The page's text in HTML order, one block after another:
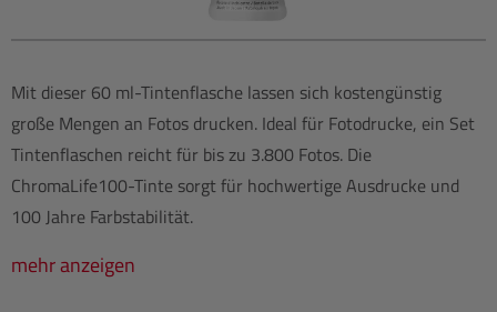
Mit dieser 60 ml-Tintenflasche lassen sich kostengünstig
große Mengen an Fotos drucken. Ideal für Fotodrucke, ein Set
Tintenflaschen reicht für bis zu 3.800 Fotos. Die
ChromaLife100-Tinte sorgt für hochwertige Ausdrucke und
100 Jahre Farbstabilität.
mehr anzeigen